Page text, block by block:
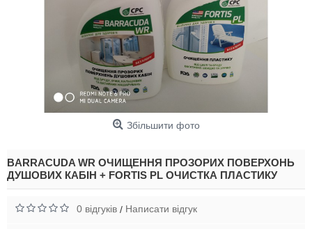
Збільшити фото
BARRACUDA WR ОЧИЩЕННЯ ПРОЗОРИХ ПОВЕРХОНЬ
ДУШОВИХ КАБІН + FORTIS PL ОЧИСТКА ПЛАСТИКУ
0 відгуків / Написати відгук